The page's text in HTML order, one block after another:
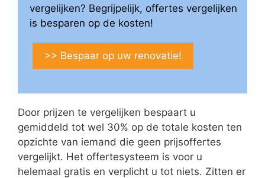
vergelijken? Begrijpelijk, offertes vergelijken
is besparen op de kosten!
>> Bespaar op uw renovatie!
Door prijzen te vergelijken bespaart u
gemiddeld tot wel 30% op de totale kosten ten
opzichte van iemand die geen prijsoffertes
vergelijkt. Het offertesysteem is voor u
helemaal gratis en verplicht u tot niets. Zitten er